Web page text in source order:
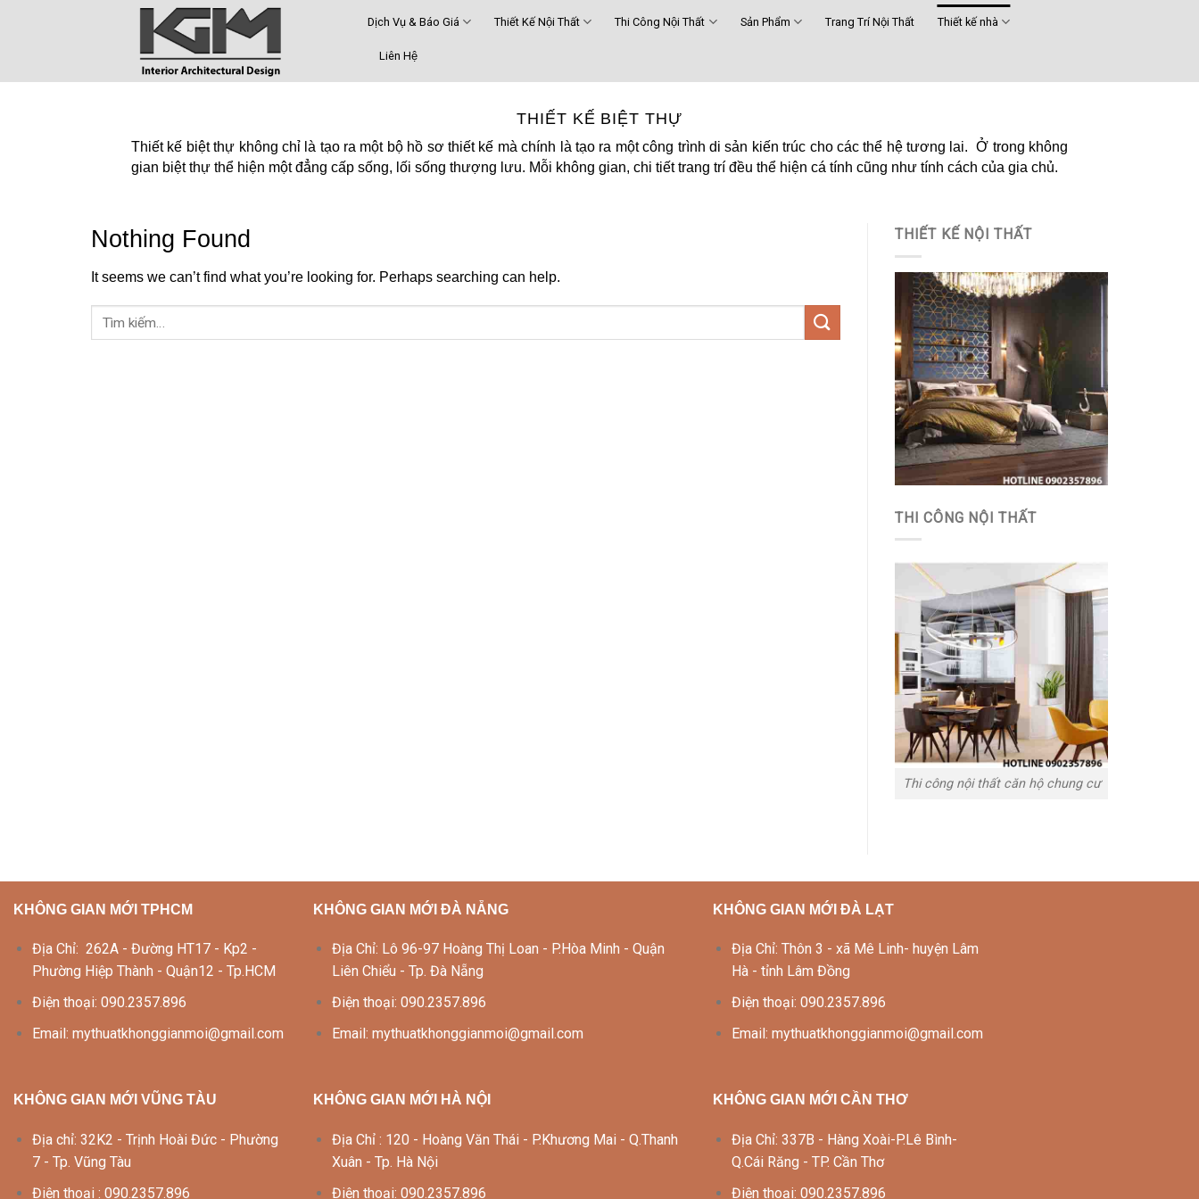
Dịch Vụ & Báo Giá Thiết Kế Nội Thất Thi Công Nội Thất Sản Phẩm Trang Trí Nội Thất Thiết kế nhà
Liên Hệ
THIẾT KẾ BIỆT THỰ
Thiết kế biệt thự không chỉ là tạo ra một bộ hồ sơ thiết kế mà chính là tạo ra một công trình di sản kiến trúc cho các thể hệ tương lai. Ở trong không
gian biệt thự thể hiện một đẳng cấp sống, lối sống thượng lưu. Mỗi không gian, chi tiết trang trí đều thể hiện cá tính cũng như tính cách của gia chủ.
Nothing Found
It seems we can’t find what you’re looking for. Perhaps searching can help.
THIẾT KẾ NỘI THẤT
THI CÔNG NỘI THẤT
Thi công nội thất căn hộ chung cư
KHÔNG GIAN MỚI TPHCM
Địa Chỉ: 262A - Đường HT17 - Kp2 -
Phường Hiệp Thành - Quận12 - Tp.HCM
Điện thoại: 090.2357.896
Email: mythuatkhonggianmoi@gmail.com
KHÔNG GIAN MỚI ĐÀ NẴNG
Địa Chỉ: Lô 96-97 Hoàng Thị Loan - P.Hòa Minh - Quận
Liên Chiểu - Tp. Đà Nẵng
Điện thoại: 090.2357.896
Email: mythuatkhonggianmoi@gmail.com
KHÔNG GIAN MỚI ĐÀ LẠT
Địa Chỉ: Thôn 3 - xã Mê Linh- huyện Lâm
Hà - tỉnh Lâm Đồng
Điện thoại: 090.2357.896
Email: mythuatkhonggianmoi@gmail.com
KHÔNG GIAN MỚI VŨNG TÀU
Địa chỉ: 32K2 - Trịnh Hoài Đức - Phường
7 - Tp. Vũng Tàu
Điện thoại : 090.2357.896
KHÔNG GIAN MỚI HÀ NỘI
Địa Chỉ : 120 - Hoàng Văn Thái - P.Khương Mai - Q.Thanh
Xuân - Tp. Hà Nội
Điện thoại: 090.2357.896
KHÔNG GIAN MỚI CẦN THƠ
Địa Chỉ: 337B - Hàng Xoài-P.Lê Bình-
Q.Cái Răng - TP. Cần Thơ
Điện thoại: 090.2357.896